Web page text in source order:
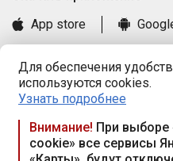
Для обеспечения
используются cookies.
Узнать подробнее
Внимание! При выборе
cookie» все сервисы
App store
Книга замечаний и
Правила и документы
Praca.by © 2000—2026, ООО
Республика Беларусь,
117а, пом. № 9.